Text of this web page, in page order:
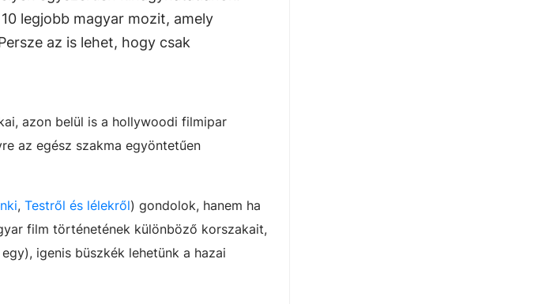
legjobb magyar mozit, amely
az is lehet, hogy csak
azon belül is a hollywoodi filmipar
az egész szakma egyöntetűen
, Testről és lélekről) gondolok, hanem ha
film történetének különböző korszakait,
igenis büszkék lehetünk a hazai